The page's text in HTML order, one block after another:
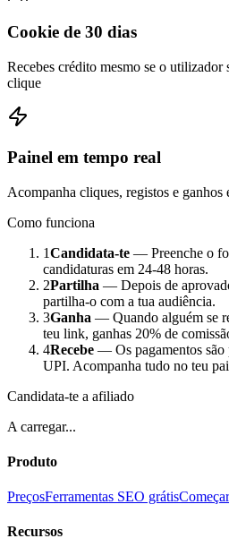
Cookie de 30 dias
Recebes crédito mesmo se o utilizador
clique
Painel em tempo real
Acompanha cliques, registos e ganhos
Como funciona
1Candidata-te — Preenche o
candidaturas em 24-48 horas.
2Partilha — Depois de
partilha-o com a tua audiência.
3Ganha — Quando alguém se
teu link, ganhas 20% de
4Recebe — Os pagamentos são
UPI. Acompanha tudo no teu
Candidata-te a afiliado
A carregar...
Produto
PreçosFerramentas SEO grátisComeçar
Recursos